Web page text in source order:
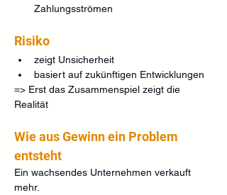
Zahlungsströmen
Risiko
zeigt Unsicherheit
basiert auf zukünftigen Entwicklungen
=> Erst das Zusammenspiel zeigt die
Realität
Wie aus Gewinn ein Problem
entsteht
Ein wachsendes Unternehmen verkauft
mehr.